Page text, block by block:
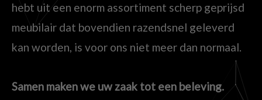
hebt uit een enorm assortiment scherp geprijsd
meubilair dat bovendien razendsnel geleverd
kan worden, is voor ons niet meer dan normaal.
Samen maken we uw zaak tot een beleving.